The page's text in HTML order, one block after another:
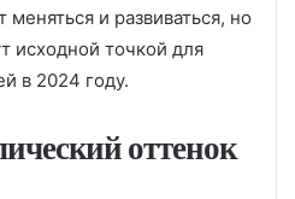
и развиваться, но
исходной точкой для
в 2024 году.
оттенок